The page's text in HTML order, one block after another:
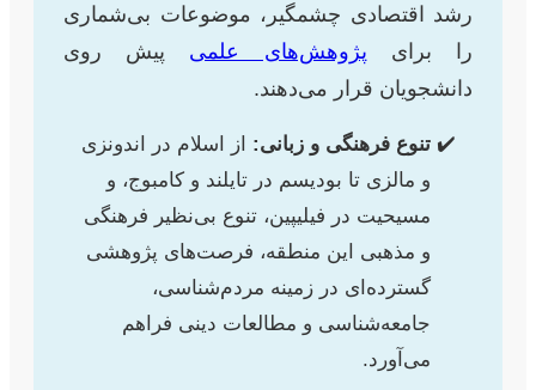
رشد اقتصادی چشمگیر، موضوعات بی‌شماری
را برای پژوهش‌های علمی پیش روی
دانشجویان قرار می‌دهند.
تنوع فرهنگی و زبانی: از اسلام در اندونزی
و مالزی تا بودیسم در تایلند و کامبوج، و
مسیحیت در فیلیپین، تنوع بی‌نظیر فرهنگی
و مذهبی این منطقه، فرصت‌های پژوهشی
گسترده‌ای در زمینه مردم‌شناسی،
جامعه‌شناسی و مطالعات دینی فراهم
می‌آورد.